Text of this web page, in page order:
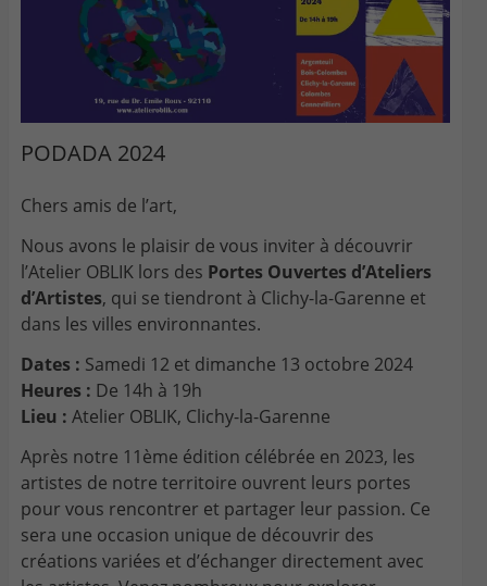
PODADA 2024
Chers amis de l’art,
Nous avons le plaisir de vous inviter à découvrir
l’Atelier OBLIK lors des Portes Ouvertes d’Ateliers
d’Artistes, qui se tiendront à Clichy-la-Garenne et
dans les villes environnantes.
Dates : Samedi 12 et dimanche 13 octobre 2024
Heures : De 14h à 19h
Lieu : Atelier OBLIK, Clichy-la-Garenne
Après notre 11ème édition célébrée en 2023, les
artistes de notre territoire ouvrent leurs portes
pour vous rencontrer et partager leur passion. Ce
sera une occasion unique de découvrir des
créations variées et d’échanger directement avec